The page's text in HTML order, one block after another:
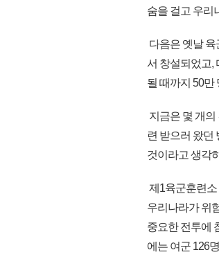
숨을 걸고 우리
다음은 옛날 육
서 창설되었고,
될 때까지 50만
지금은 몇 개
련 받으러 왔던
것이라고 생각
제1육군훈련소
우리나라가 위
중요한 전투에
에는 여군 126